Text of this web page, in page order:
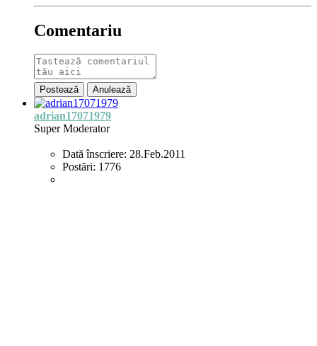
Comentariu
Postează Anulează
adrian17071979
Super Moderator
Dată înscriere: 28.Feb.2011
Postări: 1776